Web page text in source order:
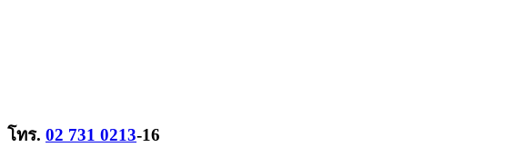
โทร. 02 731 0213-16